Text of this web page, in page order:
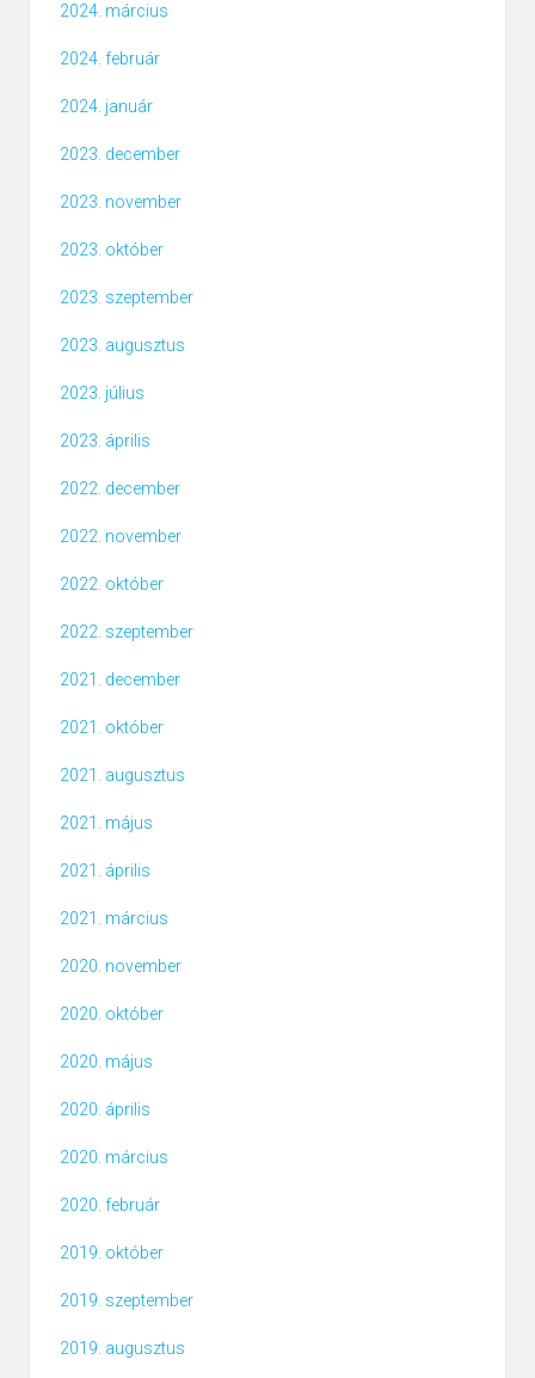
2024. március
2024. február
2024. január
2023. december
2023. november
2023. október
2023. szeptember
2023. augusztus
2023. július
2023. április
2022. december
2022. november
2022. október
2022. szeptember
2021. december
2021. október
2021. augusztus
2021. május
2021. április
2021. március
2020. november
2020. október
2020. május
2020. április
2020. március
2020. február
2019. október
2019. szeptember
2019. augusztus